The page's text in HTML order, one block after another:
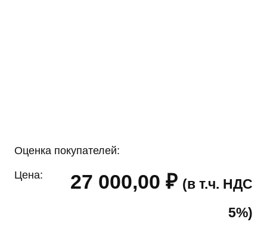
Оценка покупателей:
Цена: 27 000,00 ₽ (в т.ч. НДС
5%)